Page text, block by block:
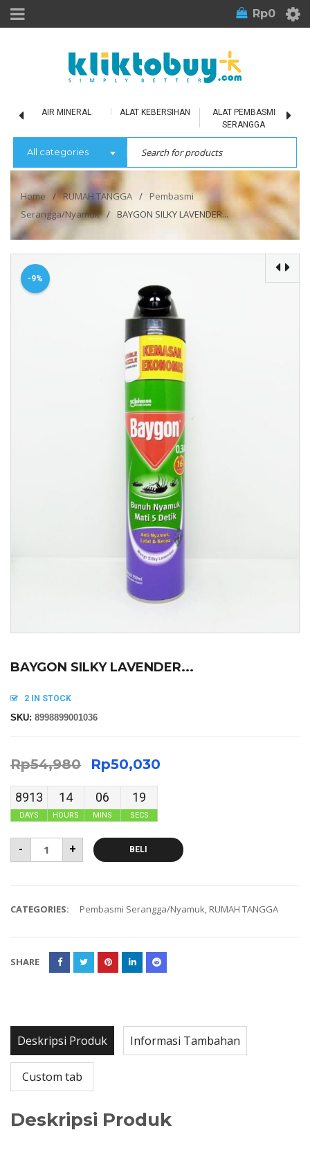
Rp0
AIR MINERAL ALAT KEBERSIHAN
ALAT PEMBASMI
SERANGGA
All categories
Home / RUMAH TANGGA /
Pembasmi
Serangga/Nyamuk / BAYGON SILKY LAVENDER...
-9%
BAYGON SILKY LAVENDER...
2 IN STOCK
SKU: 8998899001036
Rp54,980 Rp50,030
8913
DAYS
14
HOURS
06
MINS
18
SECS
- + BELI
CATEGORIES: Pembasmi Serangga/Nyamuk, RUMAH TANGGA
SHARE
Deskripsi Produk Informasi Tambahan
Custom tab
Deskripsi Produk